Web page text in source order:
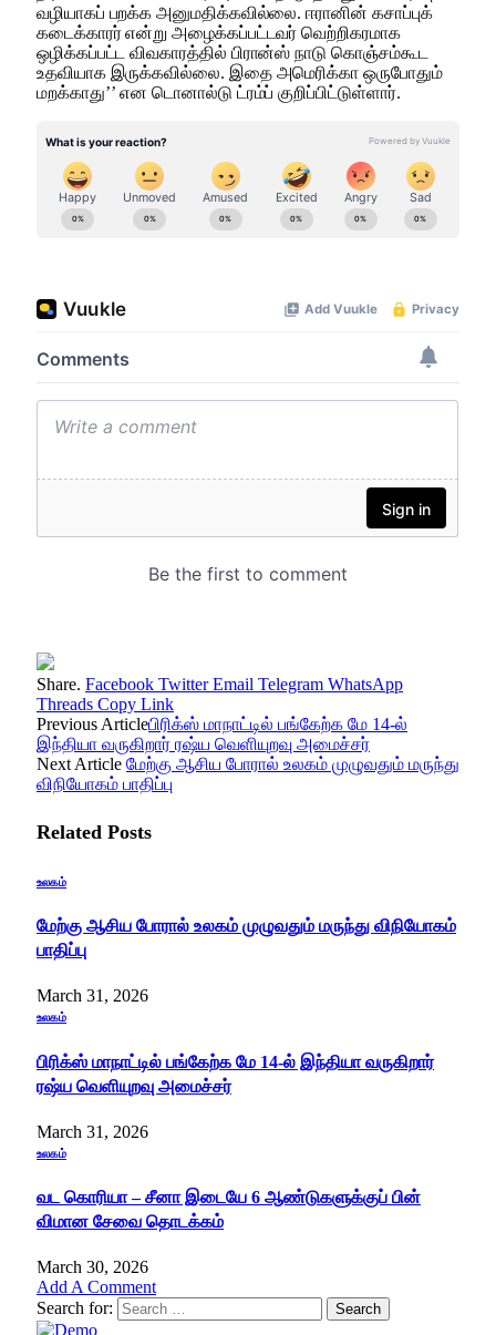
வழியாகப் பறக்க அனுமதிக்கவில்லை. ஈரானின் கசாப்புக்
கடைக்காரர் என்று அழைக்கப்பட்டவர் வெற்றிகரமாக
ஒழிக்கப்பட்ட விவகாரத்தில் பிரான்ஸ் நாடு கொஞ்சம்கூட
உதவியாக இருக்கவில்லை. இதை அமெரிக்கா ஒருபோதும்
மறக்காது’’ என டொனால்டு ட்ரம்ப் குறிப்பிட்டுள்ளார்.
Share. Facebook Twitter Email Telegram WhatsApp
Threads Copy Link
Previous Articleபிரிக்ஸ் மாநாட்டில் பங்கேற்க மே 14-ல்
இந்தியா வருகிறார் ரஷ்ய வெளியுறவு அமைச்சர்
Next Article மேற்கு ஆசிய போரால் உலகம் முழுவதும் மருந்து
விநியோகம் பாதிப்பு
Related Posts
உலகம்
மேற்கு ஆசிய போரால் உலகம் முழுவதும் மருந்து விநியோகம்
பாதிப்பு
March 31, 2026
உலகம்
பிரிக்ஸ் மாநாட்டில் பங்கேற்க மே 14-ல் இந்தியா வருகிறார்
ரஷ்ய வெளியுறவு அமைச்சர்
March 31, 2026
உலகம்
வட கொரியா – சீனா இடையே 6 ஆண்டுகளுக்குப் பின்
விமான சேவை தொடக்கம்
March 30, 2026
Add A Comment
Search for: